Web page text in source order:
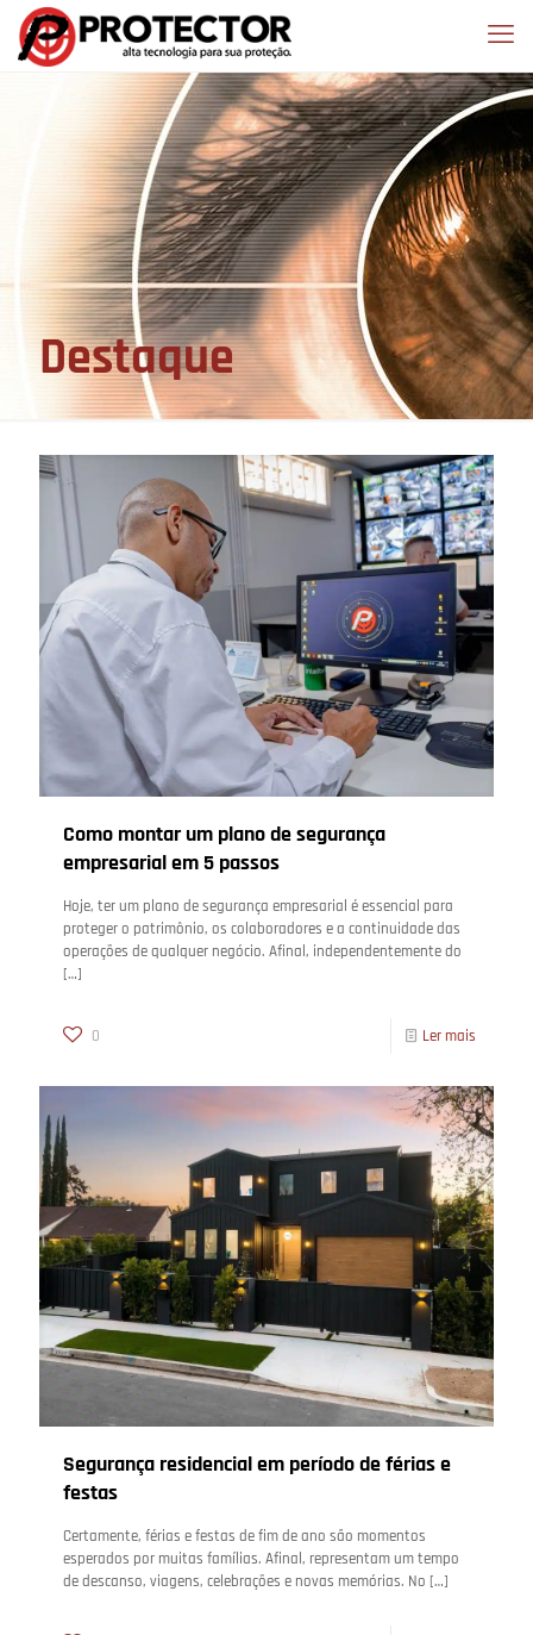
Destaque
Como montar um plano de segurança
empresarial em 5 passos
Hoje, ter um plano de segurança empresarial é essencial para
proteger o patrimônio, os colaboradores e a continuidade das
operações de qualquer negócio. Afinal, independentemente do
[…]
0 Ler mais
Segurança residencial em período de férias e
festas
Certamente, férias e festas de fim de ano são momentos
esperados por muitas famílias. Afinal, representam um tempo
de descanso, viagens, celebrações e novas memórias. No […]